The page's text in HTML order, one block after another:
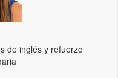
de inglés y refuerzo